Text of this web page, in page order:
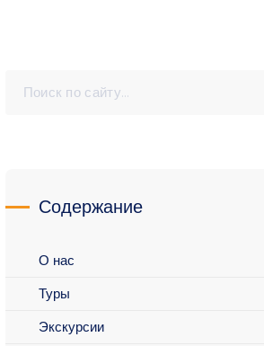
Содержание
О нас
Туры
Экскурсии